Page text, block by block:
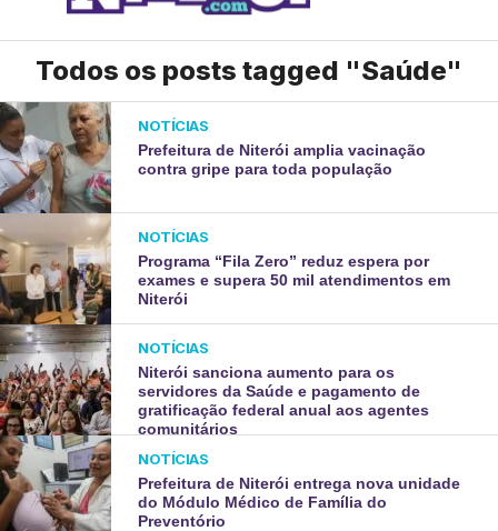
Todos os posts tagged "Saúde"
NOTÍCIAS
Prefeitura de Niterói amplia vacinação
contra gripe para toda população
NOTÍCIAS
Programa “Fila Zero” reduz espera por
exames e supera 50 mil atendimentos em
Niterói
NOTÍCIAS
Niterói sanciona aumento para os
servidores da Saúde e pagamento de
gratificação federal anual aos agentes
comunitários
NOTÍCIAS
Prefeitura de Niterói entrega nova unidade
do Módulo Médico de Família do
Preventório